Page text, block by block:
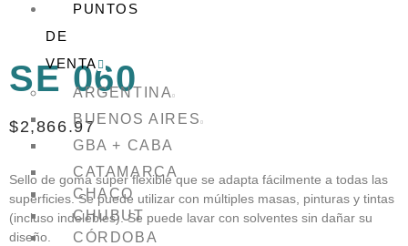
PUNTOS
DE
VENTA
ARGENTINA
BUENOS AIRES
GBA + CABA
CATAMARCA
CHACO
CHUBUT
CÓRDOBA
SE 060
$2,866.97
Sello de goma súper flexible que se adapta fácilmente a todas las
superficies. Se puede utilizar con múltiples masas, pinturas y tintas
(incluso indelebles). Se puede lavar con solventes sin dañar su
diseño.